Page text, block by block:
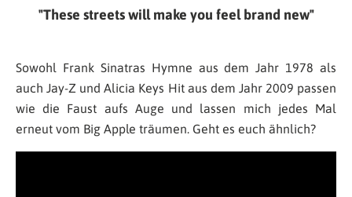
These streets will make you feel brand new
Sowohl Frank Sinatras Hymne aus dem Jahr 1978 als
auch Jay-Z und Alicia Keys Hit aus dem Jahr 2009 passen
wie die Faust aufs Auge und lassen mich jedes Mal
erneut vom Big Apple träumen. Geht es euch ähnlich?